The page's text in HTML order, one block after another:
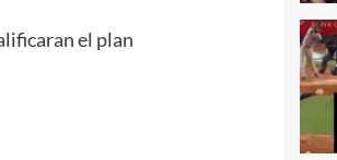
el plan